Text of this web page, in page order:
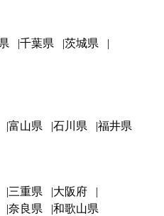
千葉県
茨城県
富山県 石川県 福井県
三重県
大阪府
奈良県 和歌山県